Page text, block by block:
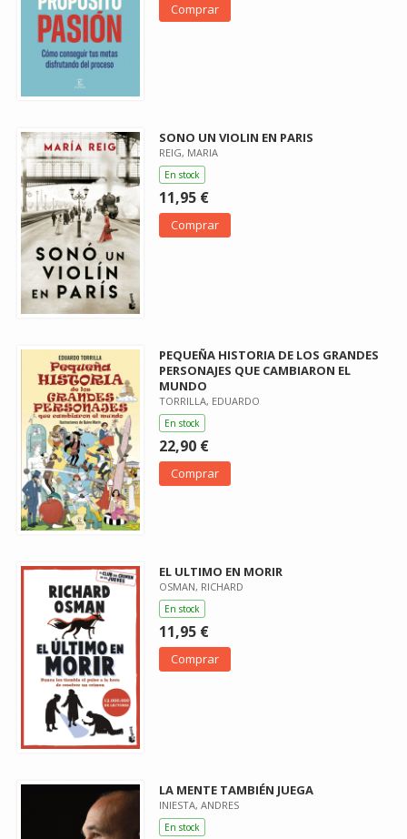
Comprar
SONO UN VIOLIN EN PARIS
REIG, MARIA
En stock
11,95 €
Comprar
PEQUEÑA HISTORIA DE LOS GRANDES
PERSONAJES QUE CAMBIARON EL
MUNDO
TORRILLA, EDUARDO
En stock
22,90 €
Comprar
EL ULTIMO EN MORIR
OSMAN, RICHARD
En stock
11,95 €
Comprar
LA MENTE TAMBIÉN JUEGA
INIESTA, ANDRES
En stock